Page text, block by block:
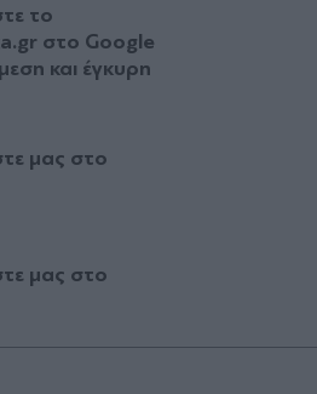
το
στο Google
και έγκυρη
μας στο
μας στο